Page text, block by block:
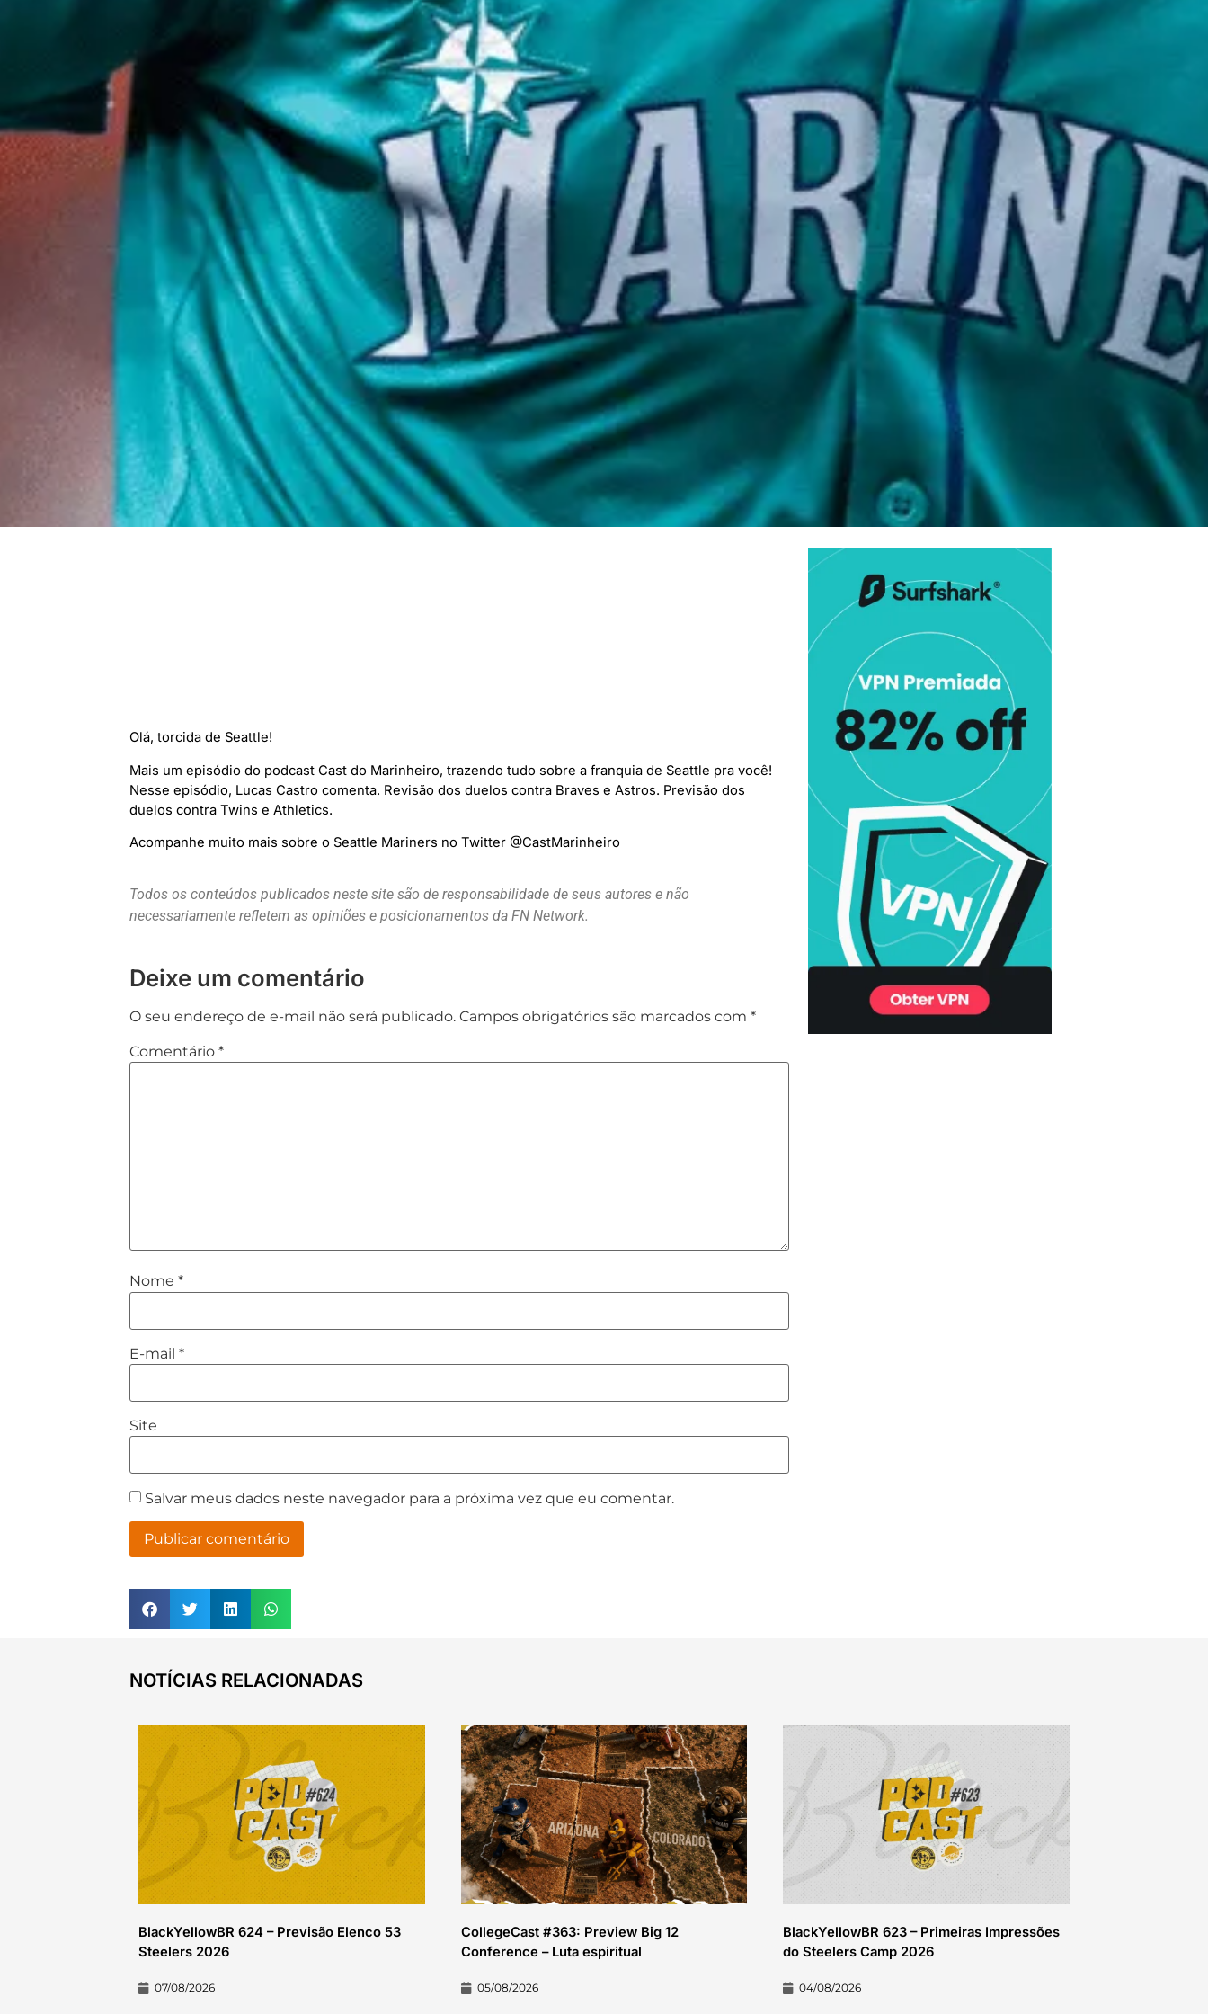
Olá, torcida de Seattle!
Mais um episódio do podcast Cast do Marinheiro, trazendo tudo sobre a franquia de Seattle pra você!
Nesse episódio, Lucas Castro comenta. Revisão dos duelos contra Braves e Astros. Previsão dos
duelos contra Twins e Athletics.
Acompanhe muito mais sobre o Seattle Mariners no Twitter @CastMarinheiro
Todos os conteúdos publicados neste site são de responsabilidade de seus autores e não
necessariamente refletem as opiniões e posicionamentos da FN Network.
Deixe um comentário
O seu endereço de e-mail não será publicado. Campos obrigatórios são marcados com*
Comentário*
Nome*
E-mail*
Site
Salvar meus dados neste navegador para a próxima vez que eu comentar.
NOTÍCIAS RELACIONADAS
BlackYellowBR 624 – Previsão Elenco 53
Steelers 2026
07/08/2026
CollegeCast #363: Preview Big 12
Conference – Luta espiritual
05/08/2026
BlackYellowBR 623 – Primeiras Impressões
do Steelers Camp 2026
04/08/2026